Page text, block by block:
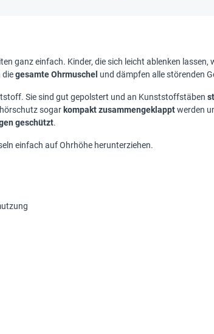
ganz einfach. Kinder, die sich leicht ablenken
diegesamte Ohrmuschel und dämpfen alle störenden
Sie sind gut gepolstert und an Kunststoffstäben
sogarkompakt zusammengeklapptwerden
geschützt.
einfach auf Ohrhöhe herunterziehen.